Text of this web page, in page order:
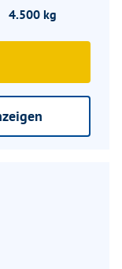
4.500 kg